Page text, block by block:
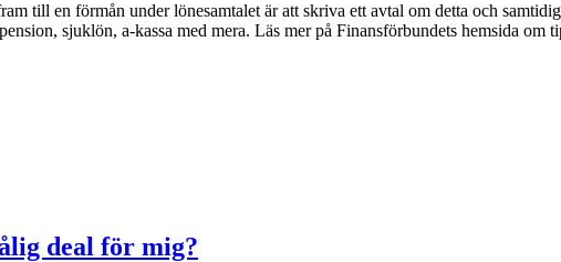
till en förmån under lönesamtalet är att skriva ett avtal om detta och
sjuklön, a-kassa med mera. Läs mer på Finansförbundets hemsida om
deal för mig?